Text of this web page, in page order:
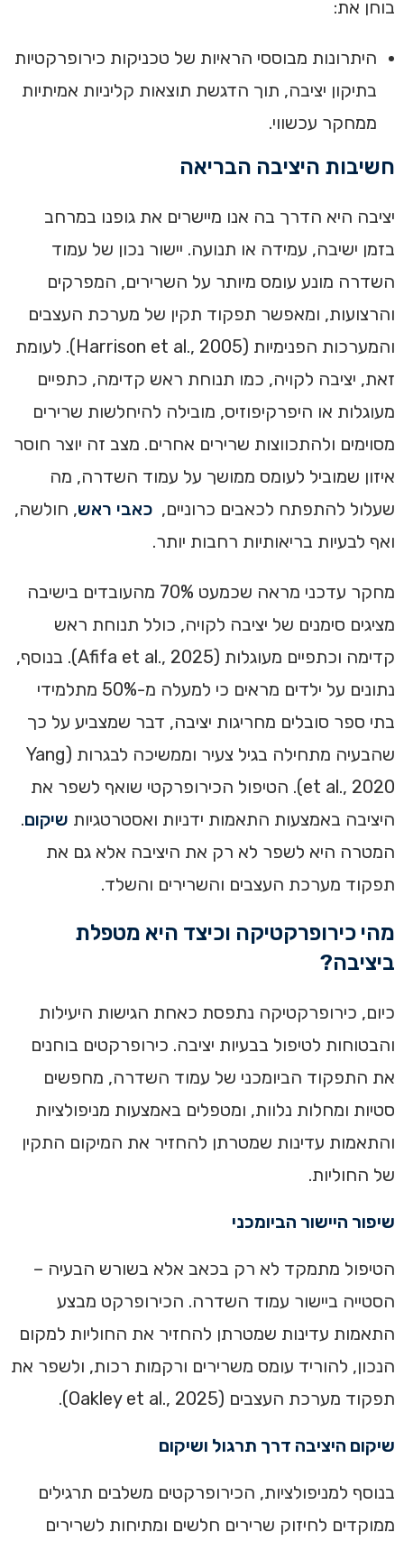
בוחן את:
היתרונות מבוססי הראיות של טכניקות כירופרקטיות
בתיקון יציבה, תוך הדגשת תוצאות קליניות אמיתיות
ממחקר עכשווי.
חשיבות היציבה הבריאה
יציבה היא הדרך בה אנו מיישרים את גופנו במרחב
בזמן ישיבה, עמידה או תנועה. יישור נכון של עמוד
השדרה מונע עומס מיותר על השרירים, המפרקים
והרצועות, ומאפשר תפקוד תקין של מערכת העצבים
והמערכות הפנימיות (Harrison et al., 2005). לעומת
זאת, יציבה לקויה, כמו תנוחת ראש קדימה, כתפיים
מעוגלות או היפרקיפוזיס, מובילה להיחלשות שרירים
מסוימים ולהתכווצות שרירים אחרים. מצב זה יוצר חוסר
איזון שמוביל לעומס ממושך על עמוד השדרה, מה
שעלול להתפתח לכאבים כרוניים, כאבי ראש, חולשה,
ואף לבעיות בריאותיות רחבות יותר.
מחקר עדכני מראה שכמעט 70% מהעובדים בישיבה
מציגים סימנים של יציבה לקויה, כולל תנוחת ראש
קדימה וכתפיים מעוגלות (Afifa et al., 2025). בנוסף,
נתונים על ילדים מראים כי למעלה מ-50% מתלמידי
בתי ספר סובלים מחריגות יציבה, דבר שמצביע על כך
שהבעיה מתחילה בגיל צעיר וממשיכה לבגרות (Yang
et al., 2020). הטיפול הכירופרקטי שואף לשפר את
היציבה באמצעות התאמות ידניות ואסטרטגיות שיקום.
המטרה היא לשפר לא רק את היציבה אלא גם את
תפקוד מערכת העצבים והשרירים והשלד.
מהי כירופרקטיקה וכיצד היא מטפלת
ביציבה?
כיום, כירופרקטיקה נתפסת כאחת הגישות היעילות
והבטוחות לטיפול בבעיות יציבה. כירופרקטים בוחנים
את התפקוד הביומכני של עמוד השדרה, מחפשים
סטיות ומחלות נלוות, ומטפלים באמצעות מניפולציות
והתאמות עדינות שמטרתן להחזיר את המיקום התקין
של החוליות.
שיפור היישור הביומכני
הטיפול מתמקד לא רק בכאב אלא בשורש הבעיה –
הסטייה ביישור עמוד השדרה. הכירופרקט מבצע
התאמות עדינות שמטרתן להחזיר את החוליות למקום
הנכון, להוריד עומס משרירים ורקמות רכות, ולשפר את
תפקוד מערכת העצבים (Oakley et al., 2025).
שיקום היציבה דרך תרגול ושיקום
בנוסף למניפולציות, הכירופרקטים משלבים תרגילים
ממוקדים לחיזוק שרירים חלשים ומתיחות לשרירים